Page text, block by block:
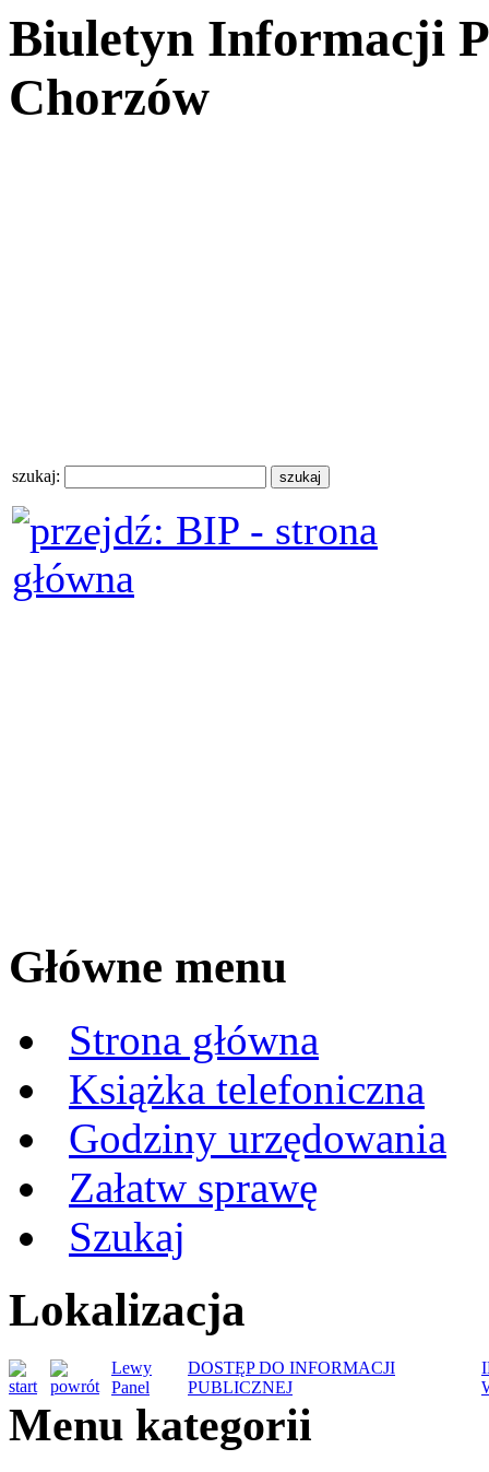
Biuletyn Informacji
Chorzów
szukaj:
Główne menu
Strona główna
Książka telefoniczna
Godziny urzędowania
Załatw sprawę
Szukaj
Lokalizacja
Lewy
Panel
DOSTĘP DO INFORMACJI
PUBLICZNEJ
Menu kategorii